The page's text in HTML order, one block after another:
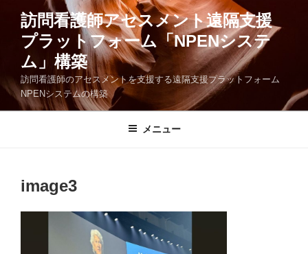
へ
訪問看護師アセスメント遠隔支援
プラットフォーム「NPENシステ
ム」構築
訪問看護師のアセスメントを支援する遠隔支援プラットフォーム
NPENシステムの構築
メニュー
image3